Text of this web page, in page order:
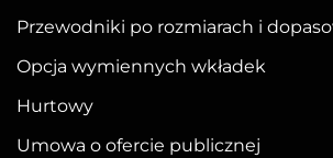
Przewodniki po rozmiarach i
Opcja wymiennych wkładek
Hurtowy
Umowa o ofercie publicznej